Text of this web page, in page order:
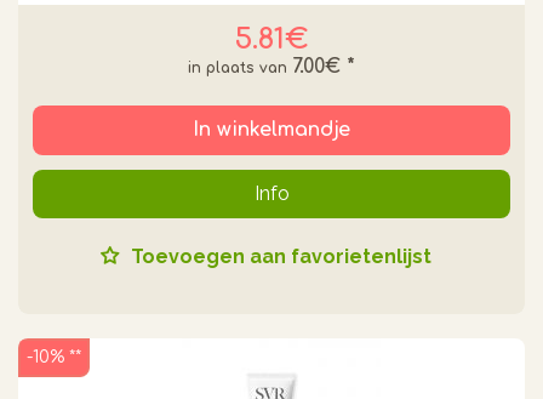
5.81€
7.00€ *
In winkelmandje
Info
Toevoegen aan favorietenlijst
-10% **